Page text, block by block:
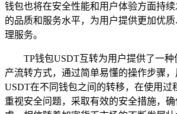
钱包也将在安全性能和用户体验方面持
的品质和服务水平，为用户提供更加优
理服务。
TP钱包USDT互转为用户提供了一
产流转方式，通过简单易懂的操作步骤
USDT在不同钱包之间的转移，在使用过
重视安全问题，采取有效的安全措施，